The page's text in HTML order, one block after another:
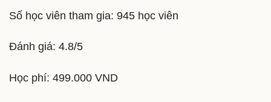
Số học viên tham gia: 945 học viên
Đánh giá: 4.8/5
Học phí: 499.000 VND